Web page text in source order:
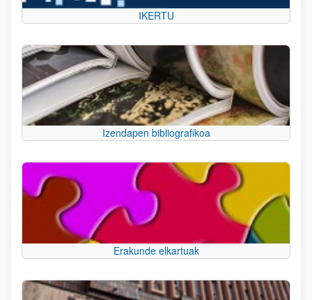
IKERTU
Izendapen bibliografikoa
Erakunde elkartuak